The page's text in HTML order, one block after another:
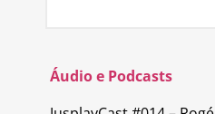
Áudio e Podcasts